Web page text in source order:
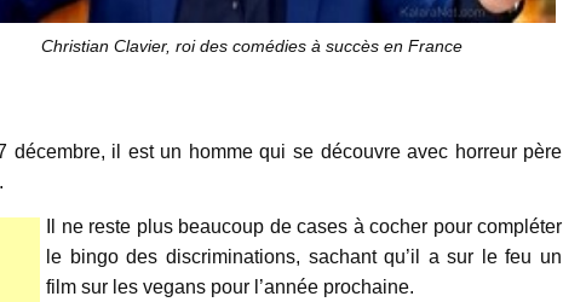
Christian Clavier, roi des comédies à succès en France
décembre, il est un homme qui se découvre avec horreur père
Il ne reste plus beaucoup de cases à cocher pour compléter
le bingo des discriminations, sachant qu’il a sur le feu un
film sur les vegans pour l’année prochaine.